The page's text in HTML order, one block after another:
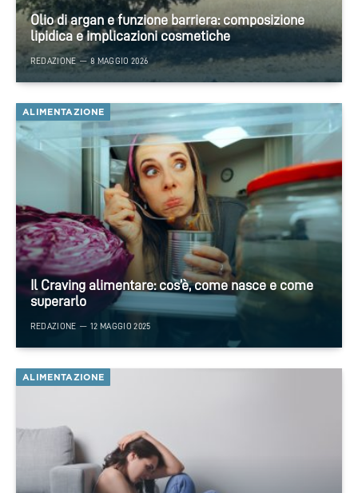
Olio di argan e funzione barriera: composizione
lipidica e implicazioni cosmetiche
REDAZIONE 8 MAGGIO 2026
ALIMENTAZIONE
Il Craving alimentare: cos’è, come nasce e come
superarlo
REDAZIONE 12 MAGGIO 2025
ALIMENTAZIONE